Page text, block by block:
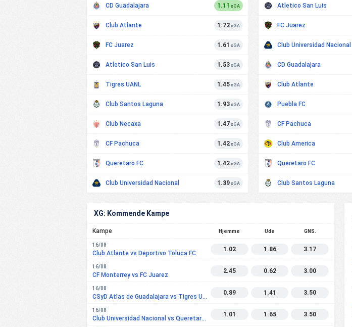
CD Guadalajara 1.11 xGA
Club Atlante 1.72 xGA
FC Juarez 1.61 xGA
Atletico San Luis 1.53 xGA
Tigres UANL 1.45 xGA
Club Santos Laguna 1.93 xGA
Club Necaxa 1.47 xGA
CF Pachuca 1.42 xGA
Queretaro FC 1.42 xGA
Club Universidad Nacional 1.39 xGA
Atletico San Luis
FC Juarez
Club Universidad Nacional
CD Guadalajara
Club Atlante
Puebla FC
CF Pachuca
Club America
Queretaro FC
Club Santos Laguna
XG: Kommende Kampe
Kampe Hjemme Ude GNS.
16/08
Club Atlante vs Deportivo Toluca FC
1.02 1.86 3.17
16/08
CF Monterrey vs FC Juarez
2.45 0.62 3.00
16/08
CSyD Atlas de Guadalajara vs Tigres UANL
0.89 1.41 3.50
16/08
Club Universidad Nacional vs Queretaro FC
1.01 1.65 3.50